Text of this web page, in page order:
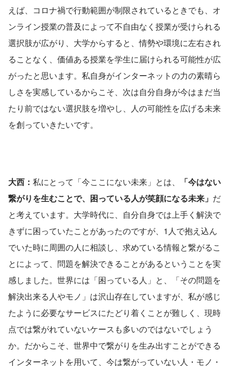
えば、コロナ禍で行動範囲が制限されているときでも、オ
ンライン授業の普及によって不自由なく授業が受けられる
選択肢が広がり、大学からすると、情勢や環境に左右され
ることなく、価値ある授業を学生に届けられる可能性が広
がったと思います。私自身がインターネットの力の素晴ら
しさを実感しているからこそ、次は自分自身が今はまだ当
たり前ではない選択肢を増やし、人の可能性を広げる未来
を創っていきたいです。
大西： 私にとって「今ここにない未来」とは、
「今はない
繋がりを生むことで、困っている人が笑顔になる未来」 だ
と考えています。大学時代に、自分自身では上手く解決で
きずに困っていたことがあったのですが、1人で抱え込ん
でいた時に周囲の人に相談し、求めている情報と繋がるこ
とによって、問題を解決できることがあるということを実
感しました。世界には「困っている人」と、「その問題を
解決出来る人やモノ」は沢山存在していますが、私が感じ
たように必要なサービスにたどり着くことが難しく、現時
点では繋がれていないケースも多いのではないでしょう
か。だからこそ、世界中で繋がりを生み出すことができる
インターネットを用いて、今は繋がっていない人・モノ・